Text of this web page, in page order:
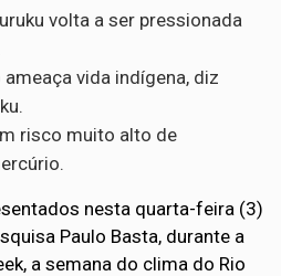
volta a ser pressionada
vida indígena, diz
risco muito alto de
nesta quarta-feira (3)
Paulo Basta, durante a
a semana do clima do Rio